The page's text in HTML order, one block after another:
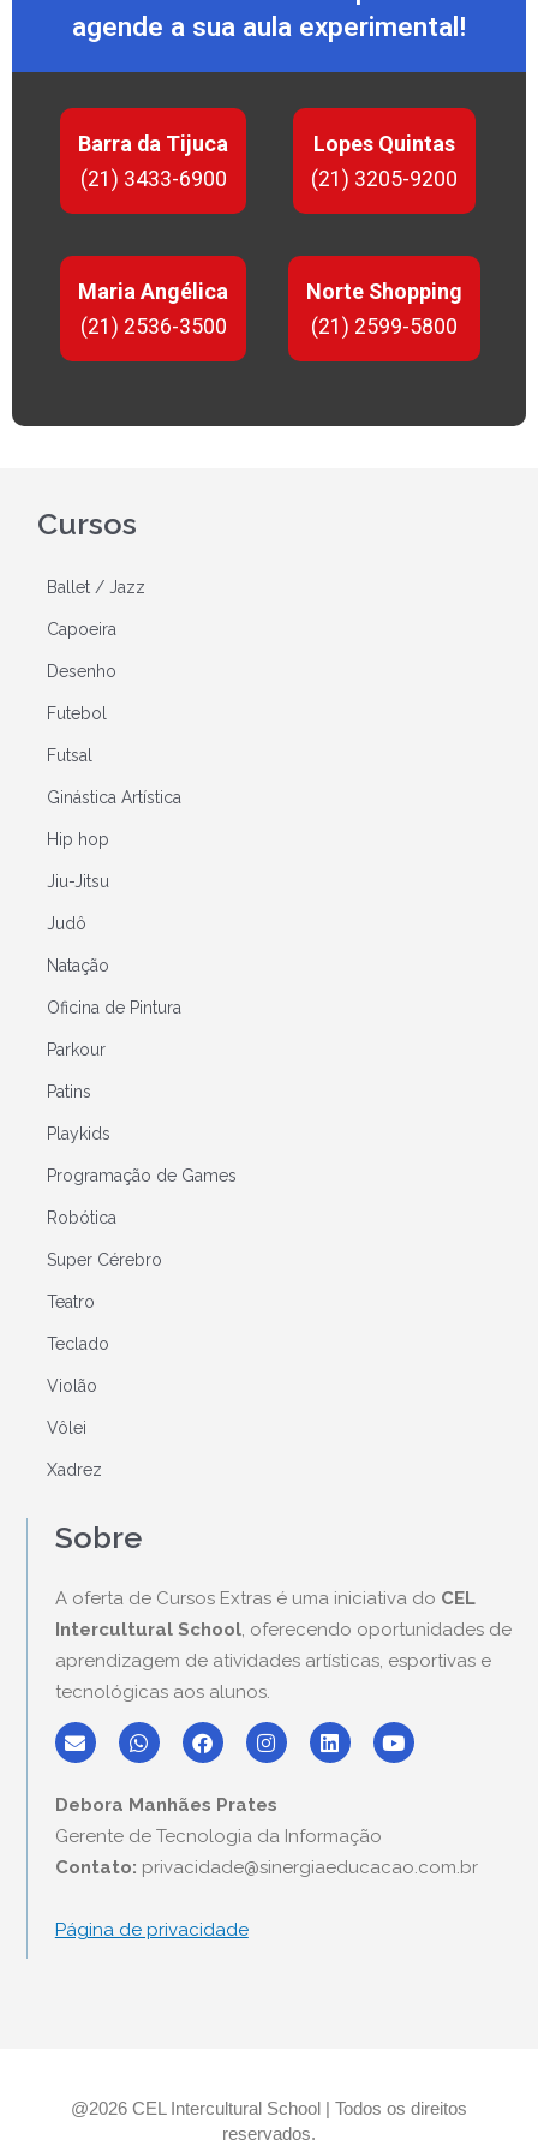
agende a sua aula experimental!
Barra da Tijuca
(21) 3433-6900
Lopes Quintas
(21) 3205-9200
Maria Angélica
(21) 2536-3500
Norte Shopping
(21) 2599-5800
Cursos
Ballet / Jazz
Capoeira
Desenho
Futebol
Futsal
Ginástica Artística
Hip hop
Jiu-Jitsu
Judô
Natação
Oficina de Pintura
Parkour
Patins
Playkids
Programação de Games
Robótica
Super Cérebro
Teatro
Teclado
Violão
Vôlei
Xadrez
Sobre
A oferta de Cursos Extras é uma iniciativa do CEL
Intercultural School, oferecendo oportunidades de
aprendizagem de atividades artísticas, esportivas e
tecnológicas aos alunos.
E
n
e
l
o
e
W
h
t
s
a
p
F
a
b
o
k
I
n
a
g
a
L
i
d
n
Y
o
Debora Manhães Prates
Gerente de Tecnologia da Informação
Contato: privacidade@sinergiaeducacao.com.br
Página de privacidade
@2026 CEL Intercultural School | Todos os direitos
reservados.